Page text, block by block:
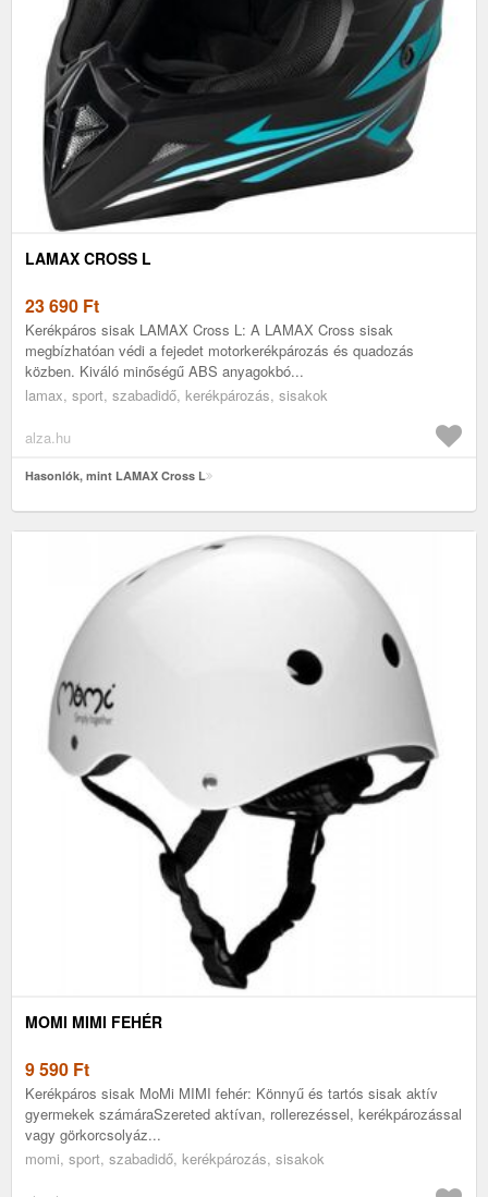
LAMAX CROSS L
23 690 Ft
Kerékpáros sisak LAMAX Cross L: A LAMAX Cross sisak
megbízhatóan védi a fejedet motorkerékpározás és quadozás
közben. Kiváló minőségű ABS anyagokbó...
lamax, sport, szabadidő, kerékpározás, sisakok
alza.hu
Hasonlók, mint LAMAX Cross L
MOMI MIMI FEHÉR
9 590 Ft
Kerékpáros sisak MoMi MIMI fehér: Könnyű és tartós sisak aktív
gyermekek számáraSzereted aktívan, rollerezéssel, kerékpározással
vagy görkorcsolyáz...
momi, sport, szabadidő, kerékpározás, sisakok